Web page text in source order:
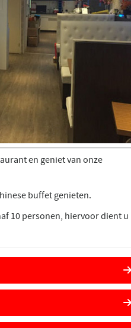
en geniet van onze
buffet genieten.
10 personen, hiervoor dient u